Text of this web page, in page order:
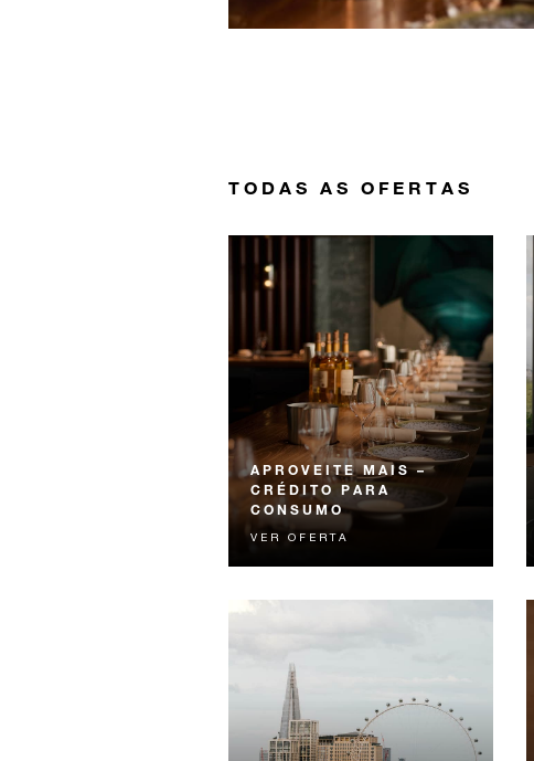
TODAS AS OFERTAS
APROVEITE MAIS –
CRÉDITO PARA
CONSUMO
Experimente algo inesquecível
com crédito para você gastar
VER OFERTA